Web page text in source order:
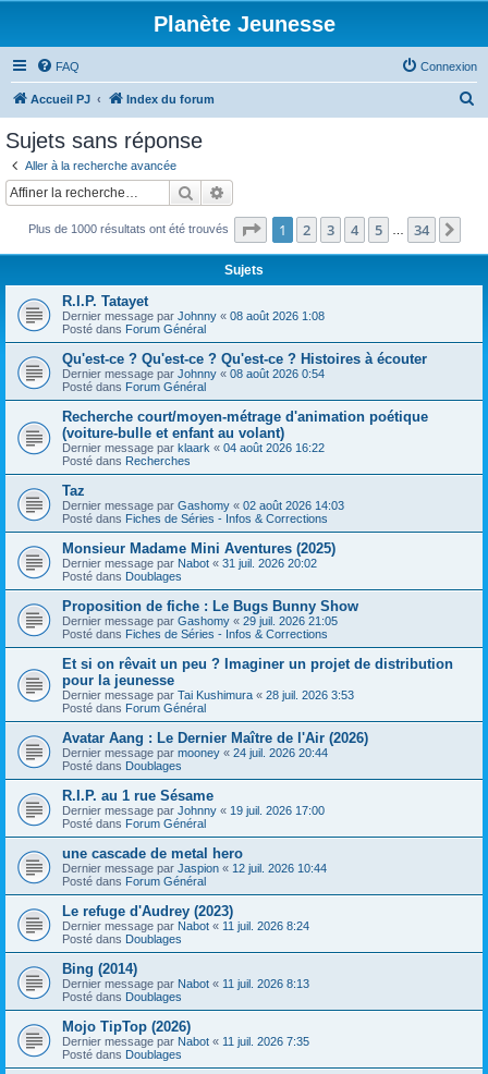
Planète Jeunesse
FAQ Connexion
Accueil PJ Index du forum
c
Sujets sans réponse
Aller à la recherche avancée
Rechercher
Plus de 1000 résultats ont été trouvés Page 1sur34
1 2 3 4 5 34
Sujets
R.I.P. Tatayet
Dernier message par Johnny « 08 août 2026 1:08
Posté dans Forum Général
Qu'est-ce ? Qu'est-ce ? Qu'est-ce ? Histoires à écouter
Dernier message par Johnny « 08 août 2026 0:54
Posté dans Forum Général
Recherche court/moyen-métrage d'animation poétique
(voiture-bulle et enfant au volant)
Dernier message par klaark « 04 août 2026 16:22
Posté dans Recherches
Taz
Dernier message par Gashomy « 02 août 2026 14:03
Posté dans Fiches de Séries - Infos & Corrections
Monsieur Madame Mini Aventures (2025)
Dernier message par Nabot « 31 juil. 2026 20:02
Posté dans Doublages
Proposition de fiche : Le Bugs Bunny Show
Dernier message par Gashomy « 29 juil. 2026 21:05
Posté dans Fiches de Séries - Infos & Corrections
Et si on rêvait un peu ? Imaginer un projet de distribution
pour la jeunesse
Dernier message par Tai Kushimura « 28 juil. 2026 3:53
Posté dans Forum Général
Avatar Aang : Le Dernier Maître de l'Air (2026)
Dernier message par mooney « 24 juil. 2026 20:44
Posté dans Doublages
R.I.P. au 1 rue Sésame
Dernier message par Johnny « 19 juil. 2026 17:00
Posté dans Forum Général
une cascade de metal hero
Dernier message par Jaspion « 12 juil. 2026 10:44
Posté dans Forum Général
Le refuge d'Audrey (2023)
Dernier message par Nabot « 11 juil. 2026 8:24
Posté dans Doublages
Bing (2014)
Dernier message par Nabot « 11 juil. 2026 8:13
Posté dans Doublages
Mojo TipTop (2026)
Dernier message par Nabot « 11 juil. 2026 7:35
Posté dans Doublages